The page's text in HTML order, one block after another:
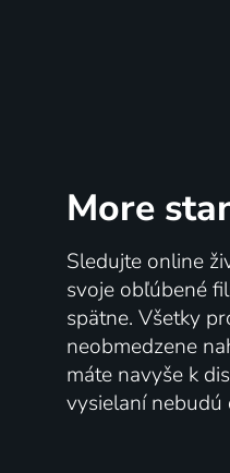
More
Sledujte online
svoje obľúbené
spätne. Všetky
neobmedzene
máte navyše k
vysielaní nebudú